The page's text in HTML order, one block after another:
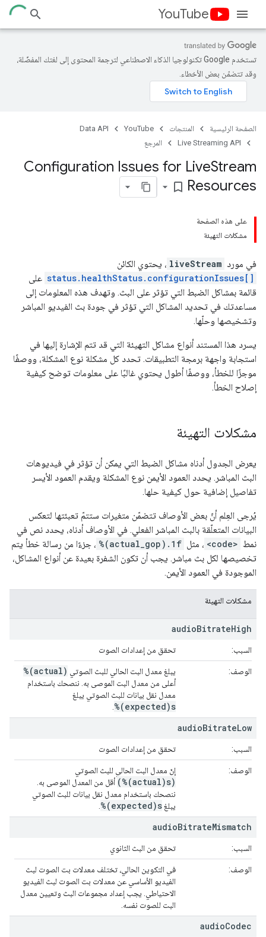
YouTube
تستخدم Google تكنولوجيا الذكاء الاصطناعي لترجمة المحتوى إلى لغتك المفضّلة،
وقد تتضمّن بعض الأخطاء.
الصفحة الرئيسية المنتجات YouTube
Data API
Live Streaming API
المرجع
Configuration Issues for LiveStream
Resources
bookmark_border
على هذه الصفحة
مشكلات التهيئة
في مورد liveStream ، يحتوي الكائن
status.healthStatus.configurationIssues[] على
قائمة بمشاكل الضبط التي تؤثر على البث. وتهدف هذه المعلومات إلى
مساعدتك في تحديد المشاكل التي تؤثر في جودة بث الفيديو المباشر
وتشخيصها وحلّها.
يسرد هذا المستند أنواع مشاكل التهيئة التي قد تتم الإشارة إليها في
استجابة واجهة برمجة التطبيقات. تحدد كل مشكلة نوع المشكلة، ووصفًا
موجزًا للخطأ، ووصفًا أطول يحتوي غالبًا على معلومات توضح كيفية
إصلاح الخطأ.
مشكلات التهيئة
يعرض الجدول أدناه مشاكل الضبط التي يمكن أن تؤثر في فيديوهات
البث المباشر. يحدد العمود الأيمن نوع المشكلة ويقدم العمود الأيسر
تفاصيل إضافية حول كيفية حلها.
يُرجى العِلم أنّ بعض الأوصاف تتضمّن متغيرات ستتمّ تعبئتها لتعكس
البيانات المتعلّقة بالبث المباشر الفعلي. في الأوصاف أدناه، يحدد نص في
نمط <code> ، مثل %(actual_gop).1f ، جزءًا من رسالة خطأ يتم
تخصيصها لكل بث مباشر. يجب أن تكون الشفرة بعيدة عن أنواع المشاكل،
الموجودة في العمود الأيمن.
مشكلات التهيئة
audioBitrateHigh
السبب: تحقق من إعدادات الصوت
الوصف: يبلغ معدل البت الحالي للبث الصوتي %(actual)
أعلى من معدل البت الموصى به. ننصحك باستخدام
معدل نقل بيانات للبث الصوتي يبلغ
%(expected)s
audioBitrateLow
السبب: تحقق من إعدادات الصوت
الوصف: إنّ معدل البت الحالي للبث الصوتي
(%(actual)s) أقل من المعدل الموصى به.
ننصحك باستخدام معدل نقل بيانات للبث الصوتي
يبلغ%(expected)s
audioBitrateMismatch
السبب: تحقق من البث الثانوي
الوصف:
في التكوين الحالي، تختلف معدلات بت الصوت لبث
الفيديو الأساسي عن معدلات بت الصوت لبث الفيديو
الاحتياطي. يجب إعداد مجموعات البث وتعيين معدل
البت للصوت نفسه.
audioCodec